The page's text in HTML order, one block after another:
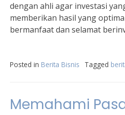
dengan ahli agar investasi
memberikan hasil yang
bermanfaat dan selamat
Posted in Berita Bisnis Tagged
Memahami